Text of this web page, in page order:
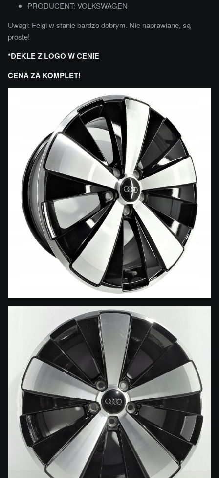
PRODUCENT: VOLKSWAGEN
Uwagi: Felgi w stanie bardzo dobrym. Nie naprawiane, są
proste!
*DEKLE Z LOGO W CENIE
CENA ZA KOMPLET!